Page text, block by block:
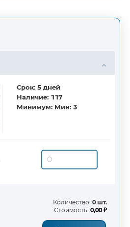
Срок:5дней
Наличие: 117
Минимум: Мин: 3
Количество: 0 шт.
Стоимость: 0,00 ₽